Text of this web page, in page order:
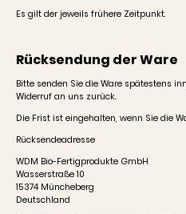
Es gilt der jeweils frühere Zeitpunkt.
Rücksendung der Ware
Bitte senden Sie die Ware spätestens
Widerruf an uns zurück.
Die Frist ist eingehalten, wenn Sie die
Rücksendeadresse
WDM Bio-Fertigprodukte GmbH
Wasserstraße 10
15374 Müncheberg
Deutschland